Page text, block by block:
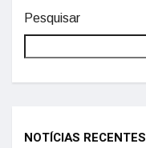
Pesquisar
NOTÍCIAS RECENTES